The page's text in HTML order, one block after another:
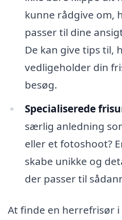
kunne rådgive om,
passer til dine
De kan give tips til,
vedligeholder din
besøg.
Specialiserede
særlig anledning
eller et fotoshoot?
skabe unikke og
der passer til
At finde en herrefrisør